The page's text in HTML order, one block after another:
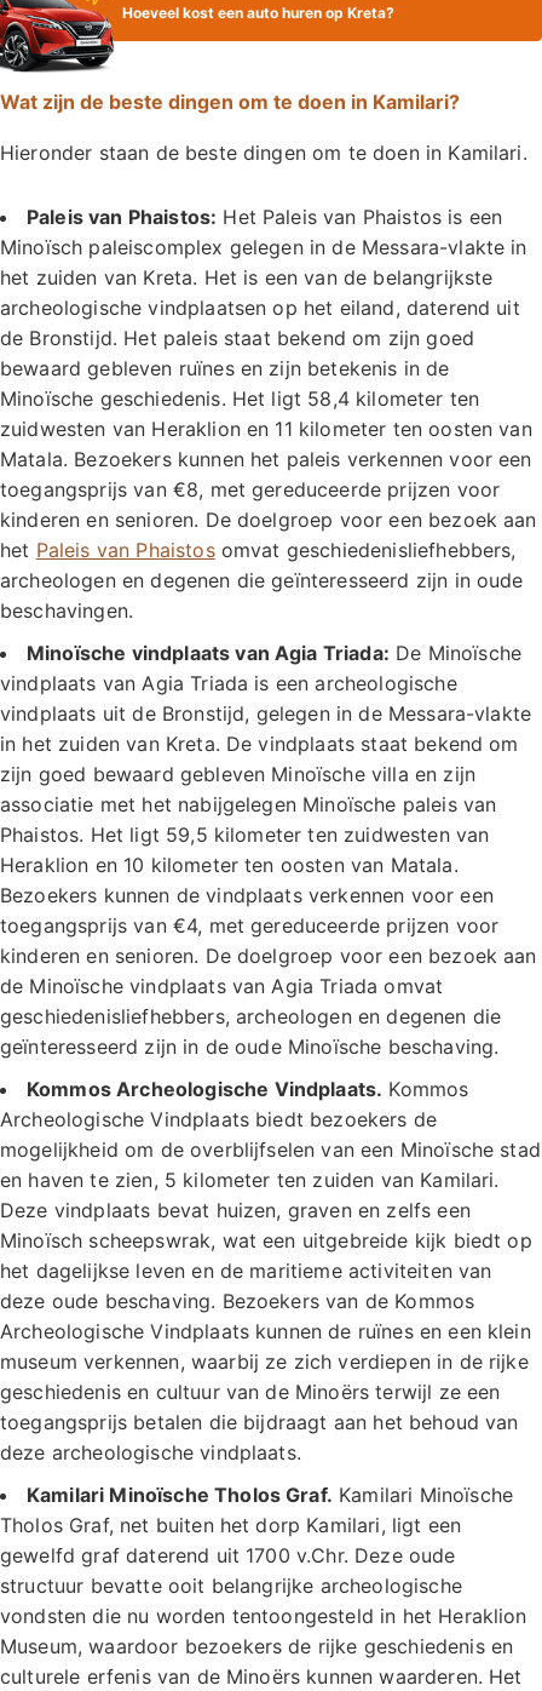
Hoeveel kost een auto huren op Kreta?
Wat zijn de beste dingen om te doen in Kamilari?
Hieronder staan de beste dingen om te doen in Kamilari.
Paleis van Phaistos: Het Paleis van Phaistos is een
Minoïsch paleiscomplex gelegen in de Messara-vlakte in
het zuiden van Kreta. Het is een van de belangrijkste
archeologische vindplaatsen op het eiland, daterend uit
de Bronstijd. Het paleis staat bekend om zijn goed
bewaard gebleven ruïnes en zijn betekenis in de
Minoïsche geschiedenis. Het ligt 58,4 kilometer ten
zuidwesten van Heraklion en 11 kilometer ten oosten van
Matala. Bezoekers kunnen het paleis verkennen voor een
toegangsprijs van €8, met gereduceerde prijzen voor
kinderen en senioren. De doelgroep voor een bezoek aan
het Paleis van Phaistosomvat geschiedenisliefhebbers,
archeologen en degenen die geïnteresseerd zijn in oude
beschavingen.
Minoïsche vindplaats van Agia Triada: De Minoïsche
vindplaats van Agia Triada is een archeologische
vindplaats uit de Bronstijd, gelegen in de Messara-vlakte
in het zuiden van Kreta. De vindplaats staat bekend om
zijn goed bewaard gebleven Minoïsche villa en zijn
associatie met het nabijgelegen Minoïsche paleis van
Phaistos. Het ligt 59,5 kilometer ten zuidwesten van
Heraklion en 10 kilometer ten oosten van Matala.
Bezoekers kunnen de vindplaats verkennen voor een
toegangsprijs van €4, met gereduceerde prijzen voor
kinderen en senioren. De doelgroep voor een bezoek aan
de Minoïsche vindplaats van Agia Triada omvat
geschiedenisliefhebbers, archeologen en degenen die
geïnteresseerd zijn in de oude Minoïsche beschaving.
Kommos Archeologische Vindplaats. Kommos
Archeologische Vindplaats biedt bezoekers de
mogelijkheid om de overblijfselen van een Minoïsche stad
en haven te zien, 5 kilometer ten zuiden van Kamilari.
Deze vindplaats bevat huizen, graven en zelfs een
Minoïsch scheepswrak, wat een uitgebreide kijk biedt op
het dagelijkse leven en de maritieme activiteiten van
deze oude beschaving. Bezoekers van de Kommos
Archeologische Vindplaats kunnen de ruïnes en een klein
museum verkennen, waarbij ze zich verdiepen in de rijke
geschiedenis en cultuur van de Minoërs terwijl ze een
toegangsprijs betalen die bijdraagt aan het behoud van
deze archeologische vindplaats.
Kamilari Minoïsche Tholos Graf. Kamilari Minoïsche
Tholos Graf, net buiten het dorp Kamilari, ligt een
gewelfd graf daterend uit 1700 v.Chr. Deze oude
structuur bevatte ooit belangrijke archeologische
vondsten die nu worden tentoongesteld in het Heraklion
Museum, waardoor bezoekers de rijke geschiedenis en
culturele erfenis van de Minoërs kunnen waarderen. Het